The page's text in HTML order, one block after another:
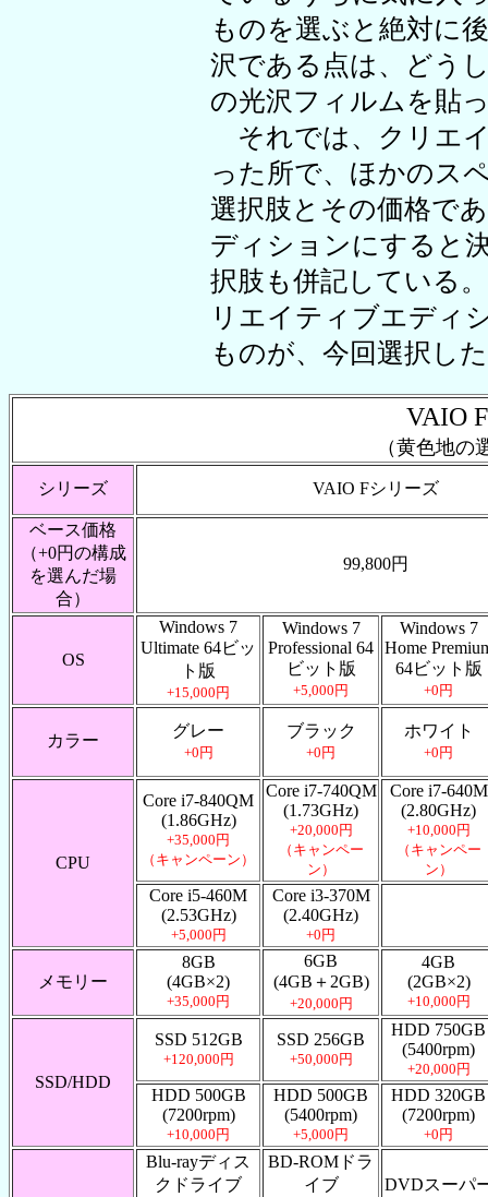
ものを選ぶと絶対に
沢である点は、どう
の光沢フィルムを貼
それでは、クリエ
った所で、ほかのス
選択肢とその価格で
ディションにすると
択肢も併記している
リエイティブエディ
ものが、今回選択し
VAIO
（黄色地
シリーズ VAIO Fシリーズ
ベース価格
（+0円の構成
を選んだ場
合）
99,800円
OS
Windows 7
Ultimate 64ビッ
ト版
+15,000円
Windows 7
Professional 64
ビット版
+5,000円
Windows 7
Home
64ビット版
+0円
カラー
グレー
+0円
ブラック
+0円
ホワイト
+0円
CPU
Core i7-840QM
(1.86GHz)
+35,000円
（キャンペーン）
Core i7-740QM
(1.73GHz)
+20,000円
（キャンペー
ン）
Core i7-640M
(2.80GHz)
+10,000円
（キャンペー
ン）
Core i5-460M
(2.53GHz)
+5,000円
Core i3-370M
(2.40GHz)
+0円
メモリー
8GB
(4GB×2)
+35,000円
6GB
(4GB＋2GB)
+20,000円
4GB
(2GB×2)
+10,000円
SSD/HDD
SSD 512GB
+120,000円
SSD 256GB
+50,000円
HDD 750GB
(5400rpm)
+20,000円
HDD 500GB
(7200rpm)
+10,000円
HDD 500GB
(5400rpm)
+5,000円
HDD 320GB
(7200rpm)
+0円
Blu-rayディス
クドライブ
BD-ROMドラ
イブ
DVDスーパ